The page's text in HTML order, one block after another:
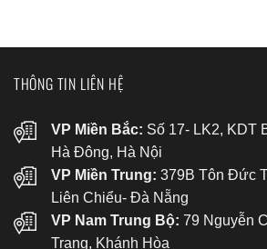
THÔNG TIN LIÊN HỆ
VP Miền Bắc: Số 17- LK2, KDT
Hà Đông, Hà Nội
VP Miền Trung: 379B Tôn Đức
Liên Chiểu- Đà Nẵng
VP Nam Trung Bộ: 79 Nguyễn
Trang, Khánh Hòa